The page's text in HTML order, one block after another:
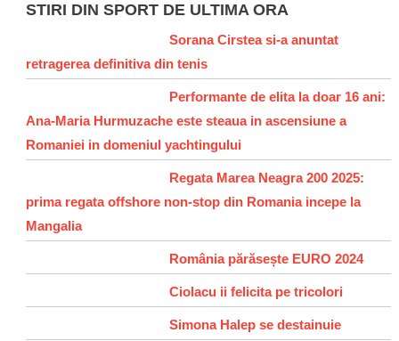
STIRI DIN SPORT DE ULTIMA ORA
Sorana Cirstea si-a anuntat
retragerea definitiva din tenis
Performante de elita la doar 16 ani:
Ana-Maria Hurmuzache este steaua in ascensiune a
Romaniei in domeniul yachtingului
Regata Marea Neagra 200 2025:
prima regata offshore non-stop din Romania incepe la
Mangalia
România părăsește EURO 2024
Ciolacu ii felicita pe tricolori
Simona Halep se destainuie